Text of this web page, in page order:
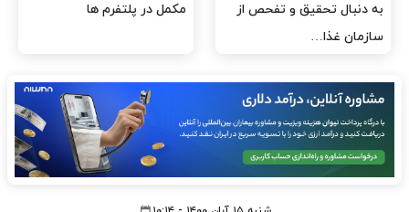
مصوبه بانک مرکزی
۴ هزار بیمار ۸ ماه است